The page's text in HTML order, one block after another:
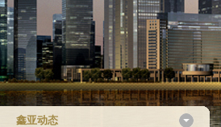
鑫亚动态